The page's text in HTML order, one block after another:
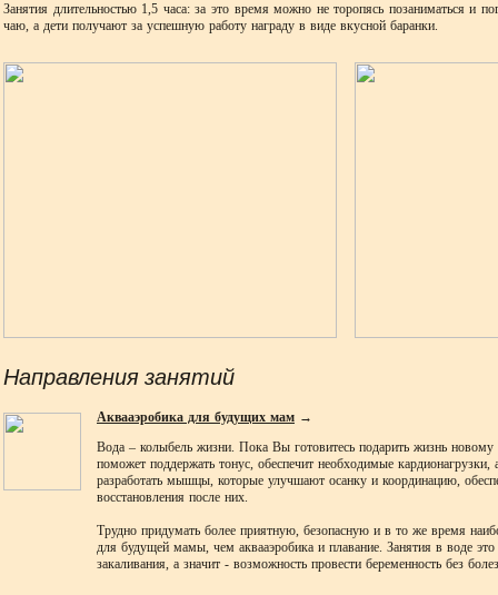
Занятия длительностью 1,5 часа: за это время можно не торопясь позаниматься и
чаю, а дети получают за успешную работу награду в виде вкусной баранки.
Направления занятий
Аквааэробика для будущих мам →
Вода – колыбель жизни. Пока Вы готовитесь подарить жизнь новому
поможет поддержать тонус, обеспечит необходимые
разработать мышцы, которые улучшают осанку и координацию,
восстановления после них.
Трудно придумать более приятную, безопасную и в то же время
для будущей мамы, чем аквааэробика и плавание. Занятия в воде
закаливания, а значит - возможность провести беременность без